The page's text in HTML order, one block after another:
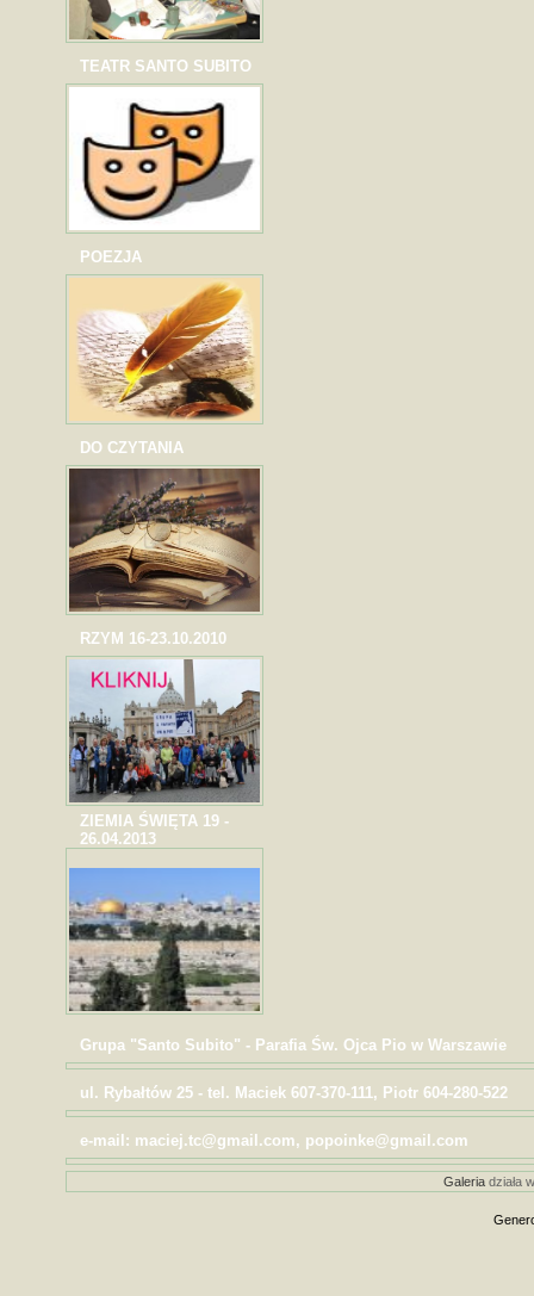
TEATR SANTO SUBITO
POEZJA
DO CZYTANIA
RZYM 16-23.10.2010
ZIEMIA ŚWIĘTA 19 -
26.04.2013
Grupa "Santo Subito" - Parafia Św. Ojca Pio w Warszawie
ul. Rybałtów 25 - tel. Maciek 607-370-111, Piotr 604-280-522
e-mail: maciej.tc@gmail.com, popoinke@gmail.com
Galeriadziała